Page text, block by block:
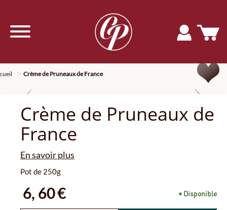
Crème de Pruneaux de France
Crème de Pruneaux de
France
En savoir plus
Pot de 250g
6, 60€ • Disponible